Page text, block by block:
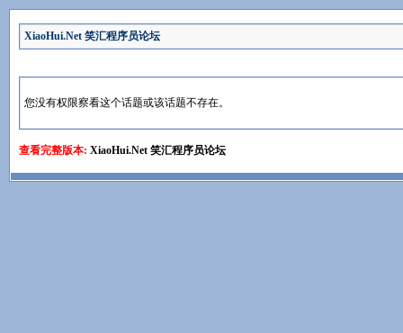
XiaoHui.Net 笑汇程序员论坛
您没有权限察看这个话题或该话题不存在。
查看完整版本: XiaoHui.Net 笑汇程序员论坛